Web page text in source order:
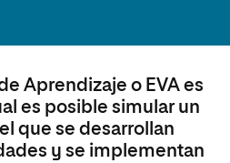
Aprendizaje o EVA es
es posible simular un
que se desarrollan
y se implementan